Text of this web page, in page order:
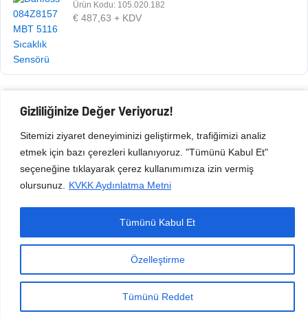
Gizliliğinize Değer Veriyoruz!
Sitemizi ziyaret deneyiminizi geliştirmek, trafiğimizi analiz
etmek için bazı çerezleri kullanıyoruz. "Tümünü Kabul Et"
seçeneğine tıklayarak çerez kullanımımıza izin vermiş
olursunuz.
KVKK Aydınlatma Metni
Özelleştirme
Tümünü Reddet
Tümünü Kabul Et
Ürün Kodu: 105.020.182
€ 487,63 + KDV
Ürün Kodu: 105.020.181